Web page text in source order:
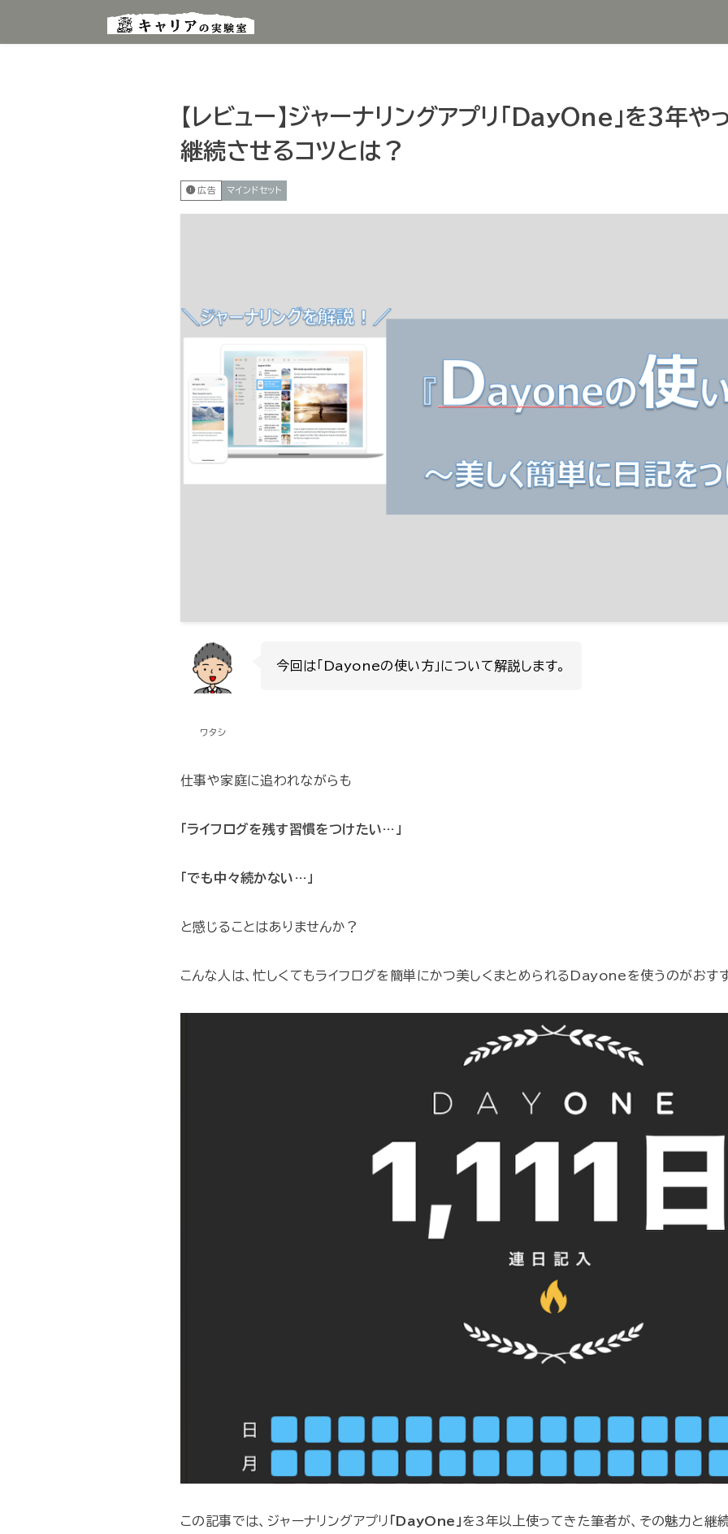
【レビュー】ジャーナリングアプリ「DayOne」を3年や
継続させるコツとは？
広告 マインドセット
ワタシ
今回は「Dayoneの使い方」について解説します。
仕事や家庭に追われながらも
「ライフログを残す習慣をつけたい…」
「でも中々続かない…」
と感じることはありませんか？
こんな人は、忙しくてもライフログを簡単にかつ美しくまとめられるDayoneを使うのがおす
この記事では、ジャーナリングアプリ 「DayOne」を3年以上使ってきた筆者が、その魅力と継